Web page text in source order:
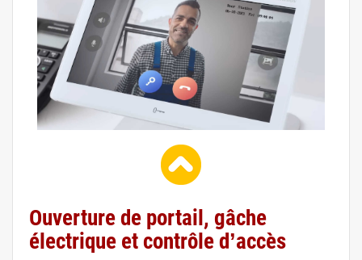
Ouverture de portail, gâche
électrique et contrôle d’accès